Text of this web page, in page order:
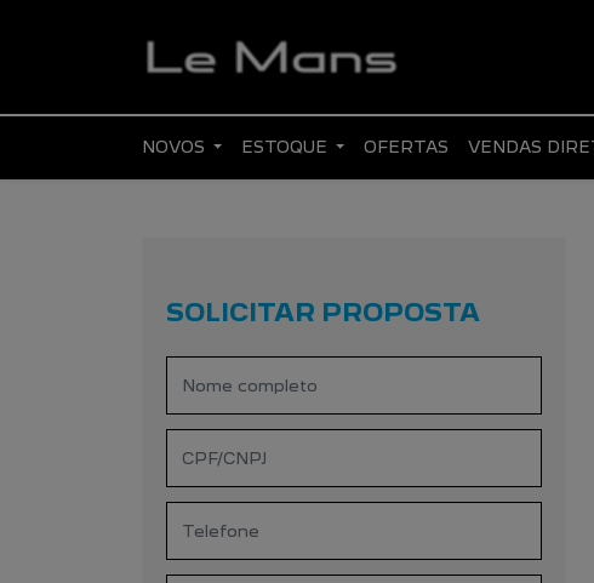
NOVOS ESTOQUE OFERTAS VENDAS
SOLICITAR PROPOSTA